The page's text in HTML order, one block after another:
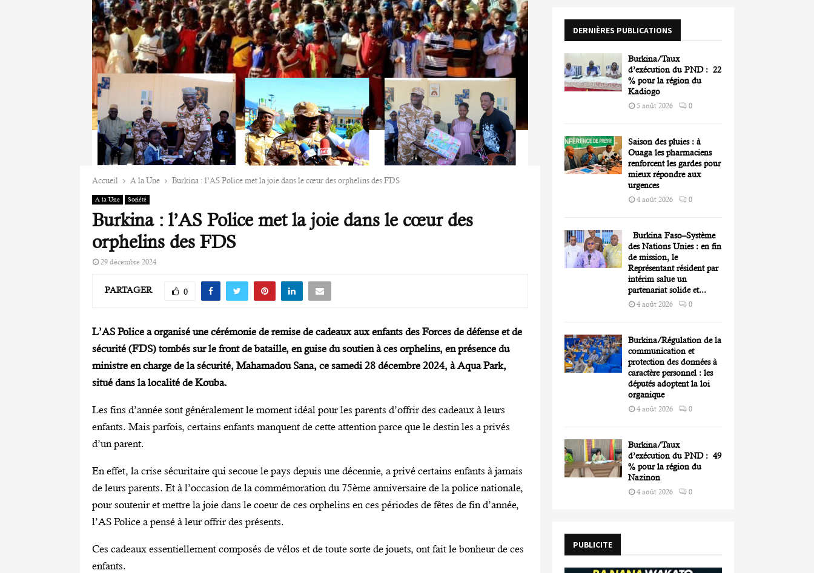
Accueil A la Une Burkina : l’AS Police met la joie dans le cœur des orphelins des FDS
A la Une Société
Burkina : l’AS Police met la joie dans le cœur des
orphelins des FDS
29 décembre 2024
PARTAGER 0
L’AS Police a organisé une cérémonie de remise de cadeaux aux enfants des Forces de défense et de
sécurité (FDS) tombés sur le front de bataille, en guise du soutien à ces orphelins, en présence du
ministre en charge de la sécurité, Mahamadou Sana, ce samedi 28 décembre 2024, à Aqua Park,
situé dans la localité de Kouba.
Les fins d’année sont généralement le moment idéal pour les parents d’offrir des cadeaux à leurs
enfants. Mais parfois, certains enfants manquent de cette attention parce que le destin les a privés
d’un parent.
En effet, la crise sécuritaire qui secoue le pays depuis une décennie, a privé certains enfants à jamais
de leurs parents. Et à l’occasion de la commémoration du 75ème anniversaire de la police nationale,
pour soutenir et mettre la joie dans le coeur de ces orphelins en ces périodes de fêtes de fin d’année,
l’AS Police a pensé à leur offrir des présents.
Ces cadeaux essentiellement composés de vélos et de toute sorte de jouets, ont fait le bonheur de ces
enfants.
r
H
DERNIÈRES PUBLICATIONS
Burkina/Taux
d’exécution du PND : 22
% pour la région du
Kadiogo
5 août 2026 0
Saison des pluies : à
Ouaga les pharmaciens
renforcent les gardes pour
mieux répondre aux
urgences
4 août 2026 0
Burkina Faso–Système
des Nations Unies : en fin
de mission, le
Représentant résident par
intérim salue un
partenariat solide et...
4 août 2026 0
Burkina/Régulation de la
communication et
protection des données à
caractère personnel : les
députés adoptent la loi
organique
4 août 2026 0
Burkina/Taux
d’exécution du PND : 49
% pour la région du
Nazinon
4 août 2026 0
PUBLICITE